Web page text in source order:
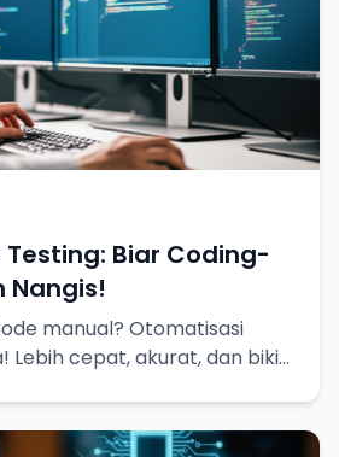
Biar Coding-
Nangis!
manual? Otomatisasi
Lebih cepat, akurat, dan bikin